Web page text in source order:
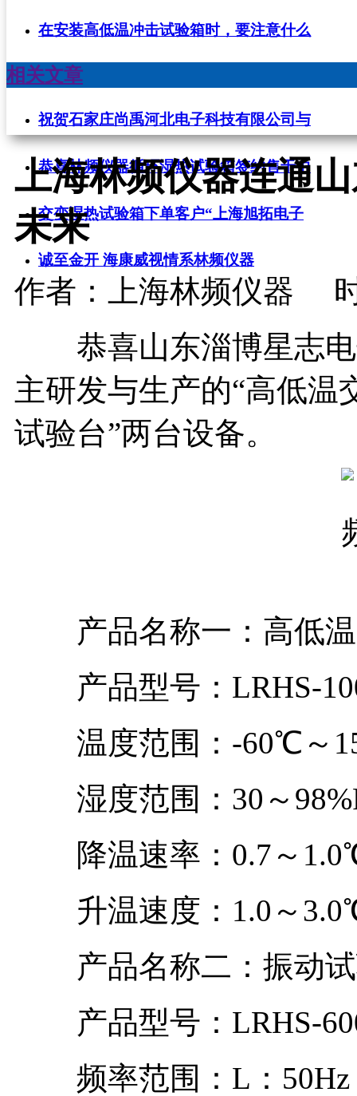
在安装高低温冲击试验箱时，要注意什么
相关文章
祝贺石家庄尚禹河北电子科技有限公司与
恭喜林频仪器循环湿热试验箱签约售于中
交变湿热试验箱下单客户“上海旭拓电子
诚至金开 海康威视情系林频仪器
上海林频仪器连通
未来
作者：上海林频仪器
恭喜山东淄博星志电
主研发与生产的“高低温
试验台”两台设备。
产品名称一：高低温
产品型号：LRHS-
温度范围：-60℃～
湿度范围：30～
降温速率：0.7～
升温速度：1.0～
产品名称二：振动试
产品型号：LRHS-
频率范围：L：50Hz